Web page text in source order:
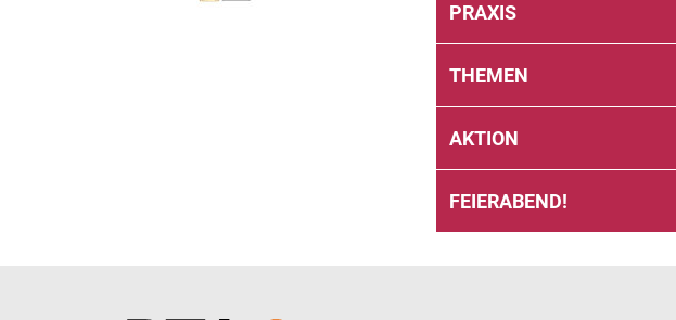
PRAXIS
THEMEN
AKTION
FEIERABEND!